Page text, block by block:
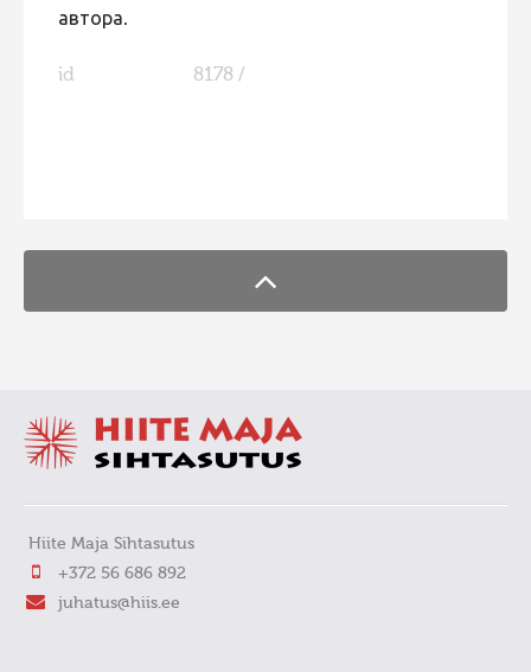
автора.
id 8178 /
Hiite Maja Sihtasutus
+372 56 686 892
juhatus@hiis.ee